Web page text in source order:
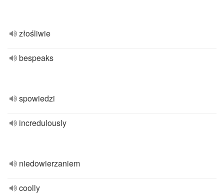
złośliwie
bespeaks
spowiedzi
incredulously
niedowierzaniem
coolly